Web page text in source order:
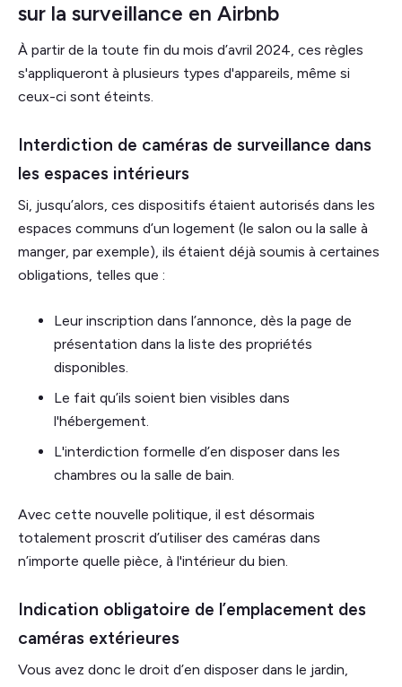
sur la surveillance en Airbnb
À partir de la toute fin du mois d’avril 2024, ces règles
s'appliqueront à plusieurs types d'appareils, même si
ceux-ci sont éteints.
Interdiction de caméras de surveillance dans
les espaces intérieurs
Si, jusqu’alors, ces dispositifs étaient autorisés dans les
espaces communs d’un logement (le salon ou la salle à
manger, par exemple), ils étaient déjà soumis à certaines
obligations, telles que :
Leur inscription dans l’annonce, dès la page de
présentation dans la liste des propriétés
disponibles.
Le fait qu’ils soient bien visibles dans
l'hébergement.
L'interdiction formelle d’en disposer dans les
chambres ou la salle de bain.
Avec cette nouvelle politique, il est désormais
totalement proscrit d’utiliser des caméras dans
n’importe quelle pièce, à l'intérieur du bien.
Indication obligatoire de l’emplacement des
caméras extérieures
Vous avez donc le droit d’en disposer dans le jardin,